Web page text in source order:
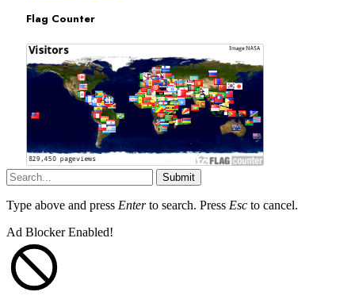
Flag Counter
Submit
Type above and press Enterto search. Press Esc to cancel.
Ad Blocker Enabled!